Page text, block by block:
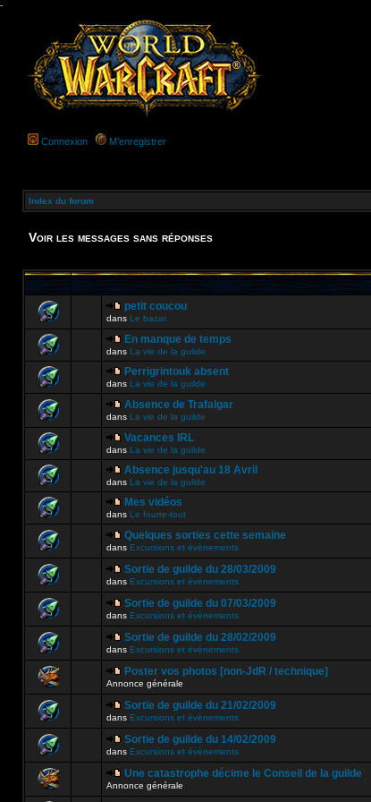
-
Connexion M’enregistrer
Index du forum
Voir les messages sans réponses
petit coucou
dans Le bazar
En manque de temps
dans La vie de la guilde
Perrigrintouk absent
dans La vie de la guilde
Absence de Trafalgar
dans La vie de la guilde
Vacances IRL
dans La vie de la guilde
Absence jusqu'au 18 Avril
dans La vie de la guilde
Mes vidéos
dans Le fourre-tout
Quelques sorties cette semaine
dans Excursions et évènements
Sortie de guilde du 28/03/2009
dans Excursions et évènements
Sortie de guilde du 07/03/2009
dans Excursions et évènements
Sortie de guilde du 28/02/2009
dans Excursions et évènements
Poster vos photos [non-JdR / technique]
Annonce générale
Sortie de guilde du 21/02/2009
dans Excursions et évènements
Sortie de guilde du 14/02/2009
dans Excursions et évènements
Une catastrophe décime le Conseil de la guilde
Annonce générale